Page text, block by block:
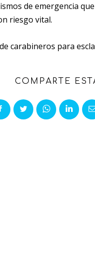
de emergencia
riesgo vital.
carabineros para
COMPARTE